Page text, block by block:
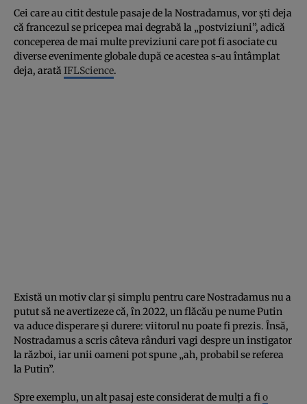
Cei care au citit destule pasaje de la Nostradamus, vor ști deja
că francezul se pricepea mai degrabă la „postviziuni”, adică
conceperea de mai multe previziuni care pot fi asociate cu
diverse evenimente globale după ce acestea s-au întâmplat
deja, arată IFLScience.
Există un motiv clar și simplu pentru care Nostradamus nu a
putut să ne avertizeze că, în 2022, un flăcău pe nume Putin
va aduce disperare și durere: viitorul nu poate fi prezis. Însă,
Nostradamus a scris câteva rânduri vagi despre un instigator
la război, iar unii oameni pot spune „ah, probabil se referea
la Putin”.
Spre exemplu, un alt pasaj este considerat de mulți a fio